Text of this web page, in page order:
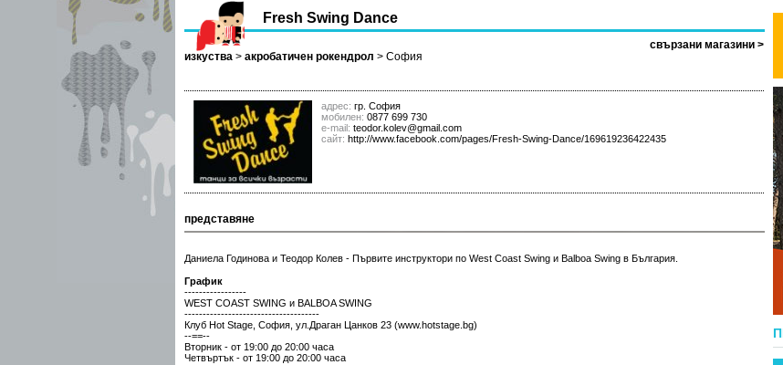
Fresh Swing Dance
изкуства > акробатичен рокендрол > София
свързани магазини >
адрес: гр. София
мобилен: 0877 699 730
е-mail: teodor.kolev@gmail.com
сайт: http://www.facebook.com/pages/Fresh-Swing-Dance/169619236422435
представяне
Даниела Годинова и Теодор Колев - Първите инструктори по West Coast Swing и Balboa Swing в България.
График
-----------------
WEST COAST SWING и BALBOA SWING
-------------------------------------
Клуб Hot Stage, София, ул.Драган Цанков 23 (www.hotstage.bg)
--==--
Вторник - от 19:00 до 20:00 часа
Четвъртък - от 19:00 до 20:00 часа